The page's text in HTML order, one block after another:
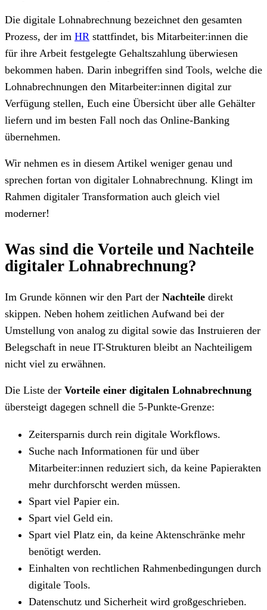
Die digitale Lohnabrechnung bezeichnet den gesamten
Prozess, der im HR stattfindet, bis Mitarbeiter:innen die
für ihre Arbeit festgelegte Gehaltszahlung überwiesen
bekommen haben. Darin inbegriffen sind Tools, welche die
Lohnabrechnungen den Mitarbeiter:innen digital zur
Verfügung stellen, Euch eine Übersicht über alle Gehälter
liefern und im besten Fall noch das Online-Banking
übernehmen.
Wir nehmen es in diesem Artikel weniger genau und
sprechen fortan von digitaler Lohnabrechnung. Klingt im
Rahmen digitaler Transformation auch gleich viel
moderner!
Was sind die Vorteile und Nachteile
digitaler Lohnabrechnung?
Im Grunde können wir den Part der Nachteile direkt
skippen. Neben hohem zeitlichen Aufwand bei der
Umstellung von analog zu digital sowie das Instruieren der
Belegschaft in neue IT-Strukturen bleibt an Nachteiligem
nicht viel zu erwähnen.
Die Liste der Vorteile einer digitalen Lohnabrechnung
übersteigt dagegen schnell die 5-Punkte-Grenze:
Zeitersparnis durch rein digitale Workflows.
Suche nach Informationen für und über
Mitarbeiter:innen reduziert sich, da keine Papierakten
mehr durchforscht werden müssen.
Spart viel Papier ein.
Spart viel Geld ein.
Spart viel Platz ein, da keine Aktenschränke mehr
benötigt werden.
Einhalten von rechtlichen Rahmenbedingungen durch
digitale Tools.
Datenschutz und Sicherheit wird großgeschrieben.